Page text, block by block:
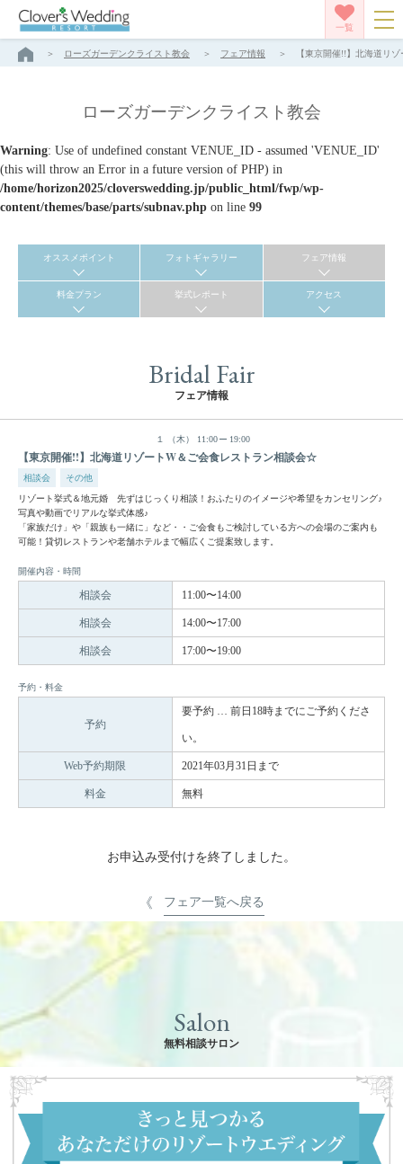
一覧
ローズガーデンクライスト教会 フェア情報 【東京開催!!】北海道リ
ローズガーデンクライスト教会
Warning: Use of undefined constant VENUE_ID - assumed 'VENUE_ID'
(this will throw an Error in a future version of PHP) in
/home/horizon2025/cloverswedding.jp/public_html/fwp/wp-
content/themes/base/parts/subnav.php on line 99
オススメポイント フォトギャラリー フェア情報
料金プラン 挙式レポート アクセス
Bridal Fair
フェア情報
１ （木） 11:00 19:00
【東京開催!!】北海道リゾートW＆ご会食レストラン相談会☆
相談会 その他
リゾート挙式＆地元婚 先ずはじっくり相談！おふたりのイメージや希望をカンセリング♪
写真や動画でリアルな挙式体感♪
「家族だけ」や「親族も一緒に」など・・ご会食もご検討している方への会場のご案内も
可能！貸切レストランや老舗ホテルまで幅広くご提案致します。
開催内容・時間
相談会 11:00〜14:00
相談会 14:00〜17:00
相談会 17:00〜19:00
予約・料金
予約
要予約 … 前日18時までにご予約くださ
い。
Web予約期限 2021年03月31日まで
料金 無料
お申込み受付けを終了しました。
フェア一覧へ戻る
Salon
無料相談サロン